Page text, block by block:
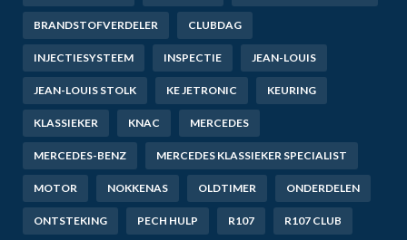
BRANDSTOFVERDELER CLUBDAG
INJECTIESYSTEEM INSPECTIE JEAN-LOUIS
JEAN-LOUIS STOLK KE JETRONIC KEURING
KLASSIEKER KNAC MERCEDES
MERCEDES-BENZ MERCEDES KLASSIEKER SPECIALIST
MOTOR NOKKENAS OLDTIMER ONDERDELEN
ONTSTEKING PECH HULP R107 R107 CLUB